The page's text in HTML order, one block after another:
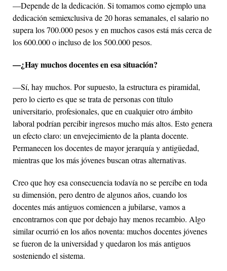
—Depende de la dedicación. Si tomamos como ejemplo una
dedicación semiexclusiva de 20 horas semanales, el salario no
supera los 700.000 pesos y en muchos casos está más cerca de
los 600.000 o incluso de los 500.000 pesos.
—¿Hay muchos docentes en esa situación?
—Sí, hay muchos. Por supuesto, la estructura es piramidal,
pero lo cierto es que se trata de personas con título
universitario, profesionales, que en cualquier otro ámbito
laboral podrían percibir ingresos mucho más altos. Esto genera
un efecto claro: un envejecimiento de la planta docente.
Permanecen los docentes de mayor jerarquía y antigüedad,
mientras que los más jóvenes buscan otras alternativas.
Creo que hoy esa consecuencia todavía no se percibe en toda
su dimensión, pero dentro de algunos años, cuando los
docentes más antiguos comiencen a jubilarse, vamos a
encontrarnos con que por debajo hay menos recambio. Algo
similar ocurrió en los años noventa: muchos docentes jóvenes
se fueron de la universidad y quedaron los más antiguos
sosteniendo el sistema.